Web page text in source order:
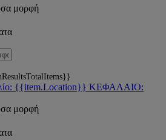
μορφή
{{item.Location}} ΚΕΦΑΛΑΙΟ:
μορφή